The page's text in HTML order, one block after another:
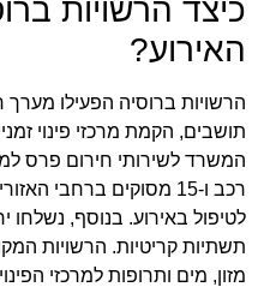
כיצד הרשויות
האירוע?
הרשויות ברוסיה הפעילו מערך
תושבים, הקמת מרכזי פינוי
רכב ו-15 מסוקים ברחבי
לטיפול באירוע. בנוסף, נשלחו
תשתיות קריטיות. הרשויות
מזון, מים ותרופות למרכזי